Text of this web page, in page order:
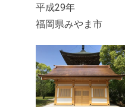
平成29年
福岡県みやま市